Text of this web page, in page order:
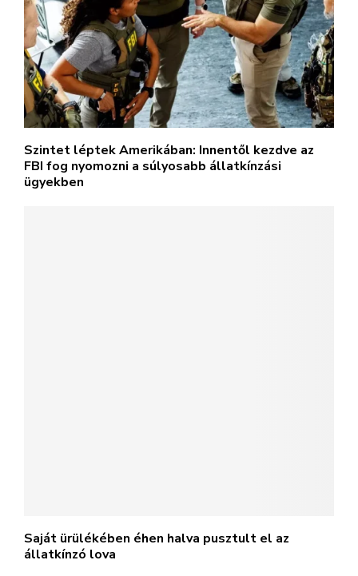
Szintet léptek Amerikában: Innentől kezdve az
FBI fog nyomozni a súlyosabb állatkínzási
ügyekben
Saját ürülékében éhen halva pusztult el az
állatkínzó lova